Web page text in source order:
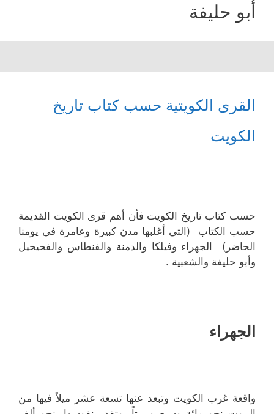
أبو حليفة
القرى الكويتية حسب كتاب تاريخ
الكويت
حسب كتاب تاريخ الكويت فأن أهم قرى الكويت القديمة
حسب الكتاب (التي أغلبها مدن كبيرة وعامرة في يومنا
الحاضر) الجهراء وفيلكا والدمنة والفنطاس والفحيحيل
وأبو حليفة والشعبية .
الجهراء
واقعة غرب الكويت وتبعد عنها تسعة عشر ميلاً فيها من